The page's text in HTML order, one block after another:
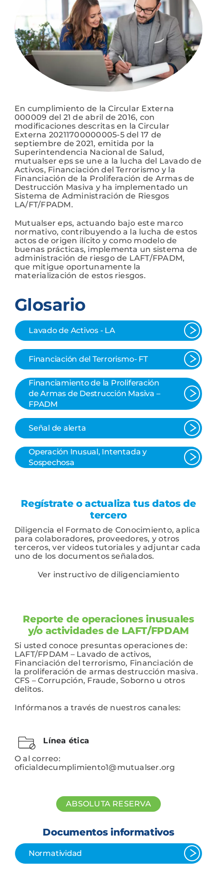
Participación social
SARLAFT/FPADM
Nuestras sedes
Sala de prensa
Escríbenos tus PQRS
En cumplimiento de la Circular Externa
000009 del 21 de abril de 2016, con
modificaciones descritas en la Circular
Externa 20211700000005-5 del 17 de
septiembre de 2021, emitida por la
Superintendencia Nacional de Salud,
mutualser eps se une a la lucha del Lavado de
Activos, Financiación del Terrorismo y la
Financiación de la Proliferación de Armas de
Destrucción Masiva y ha implementado un
Sistema de Administración de Riesgos
LA/FT/FPADM.
Mutualser eps, actuando bajo este marco
normativo, contribuyendo a la lucha de estos
actos de origen ilícito y como modelo de
buenas prácticas, implementa un sistema de
administración de riesgo de LAFT/FPADM,
que mitigue oportunamente la
materialización de estos riesgos.
Glosario
Lavado de Activos - LA
Financiación del Terrorismo- FT
Financiamiento de la Proliferación
de Armas de Destrucción Masiva –
FPADM
Señal de alerta
Operación Inusual, Intentada y
Sospechosa
Regístrate o actualiza tus datos de
tercero
Diligencia el Formato de Conocimiento, aplica
para colaboradores, proveedores, y otros
terceros, ver videos tutoriales y adjuntar cada
uno de los documentos señalados.
Ver instructivo de diligenciamiento
Reporte de operaciones inusuales
y/o actividades de LAFT/FPDAM
Si usted conoce presuntas operaciones de:
LAFT/FPDAM – Lavado de activos,
Financiación del terrorismo, Financiación de
la proliferación de armas destrucción masiva.
CFS – Corrupción, Fraude, Soborno u otros
delitos.
Infórmanos a través de nuestros canales:
Línea ética
O al correo:
oficialdecumplimiento1@mutualser.org
ABSOLUTA RESERVA
Documentos informativos
Normatividad